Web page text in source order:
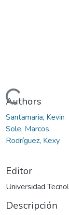
Cargando...
Authors
Santamaria, Kevin
Sole, Marcos
Rodríguez, Kexy
Editor
Universidad
Descripción